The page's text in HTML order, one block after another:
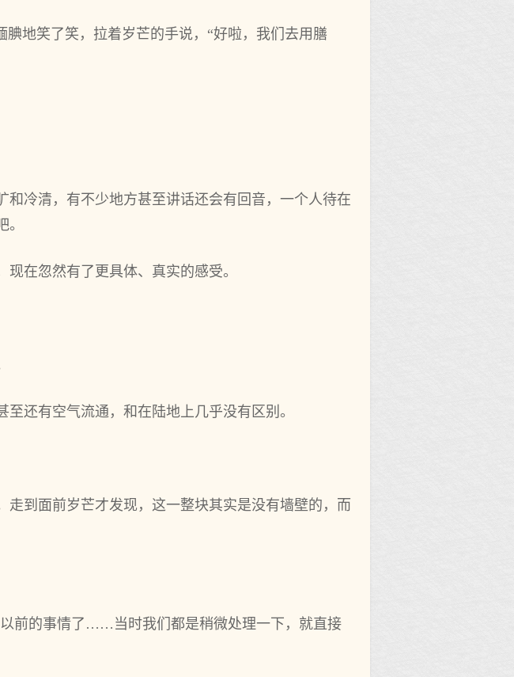
地笑了笑，拉着岁芒的手说，“好啦，我们去用膳
冷清，有不少地方甚至讲话还会有回音，一个人待在
在忽然有了更具体、真实的感受。
还有空气流通，和在陆地上几乎没有区别。
到面前岁芒才发现，这一整块其实是没有墙壁的，而
前的事情了……当时我们都是稍微处理一下，就直接